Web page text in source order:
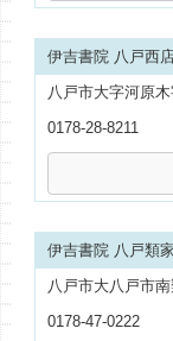
伊吉書院 八戸西
八戸市大字河原
0178-28-8211
伊吉書院 八戸類
八戸市大八戸市
0178-47-0222